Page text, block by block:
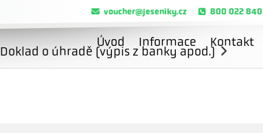
voucher@jeseniky.cz 800 022 840
Úvod Informace Kontakt
Doklad o úhradě (výpis z banky apod.)